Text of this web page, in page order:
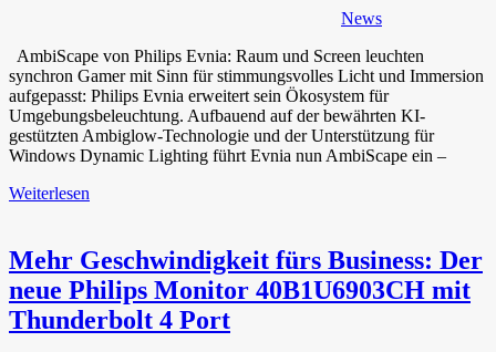
News
AmbiScape von Philips Evnia: Raum und Screen leuchten
synchron Gamer mit Sinn für stimmungsvolles Licht und Immersion
aufgepasst: Philips Evnia erweitert sein Ökosystem für
Umgebungsbeleuchtung. Aufbauend auf der bewährten KI-
gestützten Ambiglow-Technologie und der Unterstützung für
Windows Dynamic Lighting führt Evnia nun AmbiScape ein –
Weiterlesen
Mehr Geschwindigkeit fürs Business: Der
neue Philips Monitor 40B1U6903CH mit
Thunderbolt 4 Port